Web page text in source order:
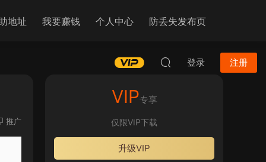
地址 我要赚钱 个人中心 防丢失发布页
登录 注册
推广
VIP专享
仅限VIP下载
升级VIP